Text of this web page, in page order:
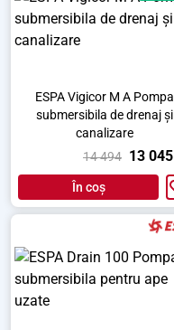
ESPA Vigicor M A Pompa
submersibila de drenaj și
canalizare
14 494 13 045
În coș